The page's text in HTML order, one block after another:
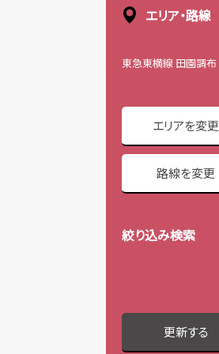
エリア・路線
東急東横線 田園調布
エリアを変更
路線を変更
絞り込み検索
更新する